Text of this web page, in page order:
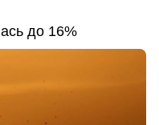
до 16%